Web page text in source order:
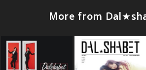
More from